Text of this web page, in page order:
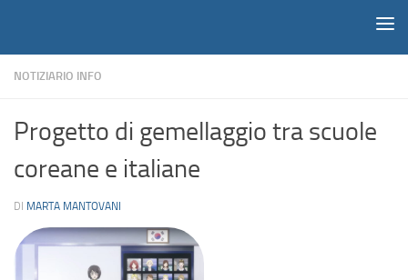
NOTIZIARIO INFO
Progetto di gemellaggio tra scuole
coreane e italiane
DI MARTA MANTOVANI